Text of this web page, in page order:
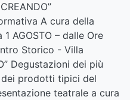
A cura della
AGOSTO – dalle Ore
Storico - Villa
Degustazioni dei più
prodotti tipici del
teatrale a cura